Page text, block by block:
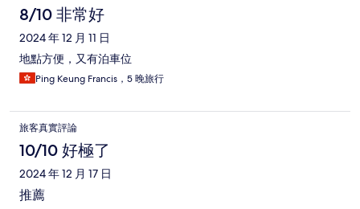
8/10 非常好
2024 年 12 月 11 日
地點方便，又有泊車位
Ping Keung Francis，5 晚旅行
旅客真實評論
10/10 好極了
2024 年 12 月 17 日
推薦